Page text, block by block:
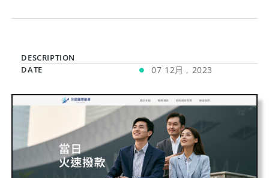
DESCRIPTION
DATE
07 12月 , 2023